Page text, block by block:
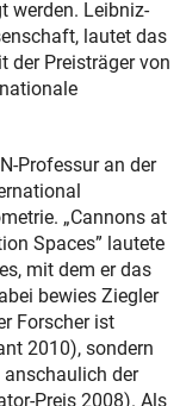
werden. Leibniz-
lautet das
der Preisträger von
Professur an der
„Cannons at
Spaces” lautete
mit dem er das
bewies Ziegler
Forscher ist
2010), sondern
der
Preis 2008). Als